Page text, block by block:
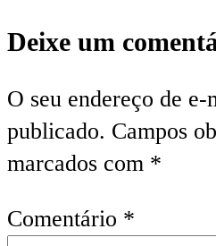
Deixe um
O seu endereço de e-
publicado. Campos
marcados com *
Comentário *